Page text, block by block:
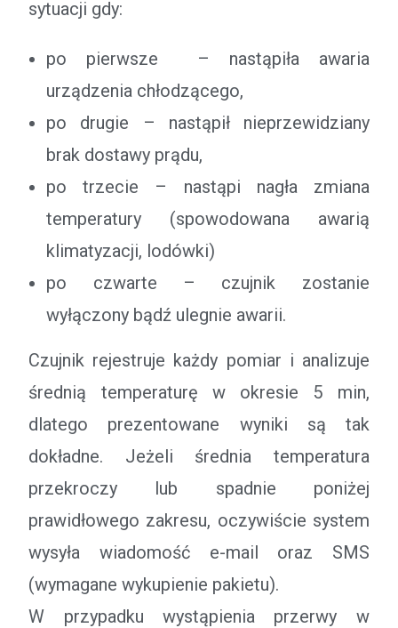
sytuacji gdy:
po pierwsze – nastąpiła awaria
urządzenia chłodzącego,
po drugie – nastąpił nieprzewidziany
brak dostawy prądu,
po trzecie – nastąpi nagła zmiana
temperatury (spowodowana awarią
klimatyzacji, lodówki)
po czwarte – czujnik zostanie
wyłączony bądź ulegnie awarii.
Czujnik rejestruje każdy pomiar i analizuje
średnią temperaturę w okresie 5 min,
dlatego prezentowane wyniki są tak
dokładne. Jeżeli średnia temperatura
przekroczy lub spadnie poniżej
prawidłowego zakresu, oczywiście system
wysyła wiadomość e-mail oraz SMS
(wymagane wykupienie pakietu).
W przypadku wystąpienia przerwy w